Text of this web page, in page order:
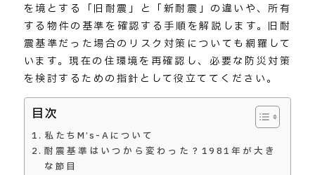
を境とする「旧耐震」と「新耐震」の違いや、所有
する物件の基準を確認する手順を解説します。旧耐
震基準だった場合のリスク対策についても網羅して
います。現在の住環境を再確認し、必要な防災対策
を検討するための指針として役立ててください。
目次
私たちM’s-Aについて
耐震基準はいつから変わった？1981年が大き
な節目